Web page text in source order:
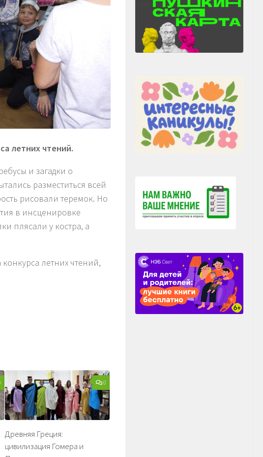
летних чтений.
и загадки о
разместиться всей
рисовали теремок. Но
в инсценировке
плясали у костра, а
летних чтений,
0
Древняя Греция:
цивилизация Гомера и